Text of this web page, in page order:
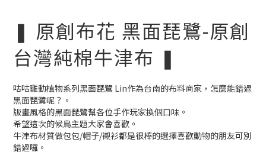
❚ 原創布花 黑面琵鷺-原創
台灣純棉牛津布 ❚
咕咕雞動植物系列黑面琵鷺 Lin作為台南的布料商家，怎麼能錯過
黑面琵鷺呢？。
版畫風格的黑面琵鷺幫各位手作玩家換個口味。
希望這次的候鳥主題大家會喜歡。
牛津布材質做包包/帽子/襯衫都是很棒的選擇喜歡動物的朋友可別
錯過囉。